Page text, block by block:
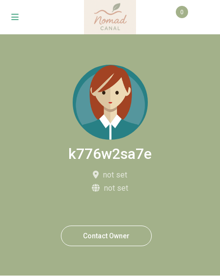
0
k776w2sa7e
not set
not set
Contact Owner